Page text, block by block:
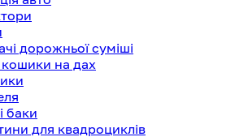
дорожньої суміші
кошики на дах
баки
для квадроциклів